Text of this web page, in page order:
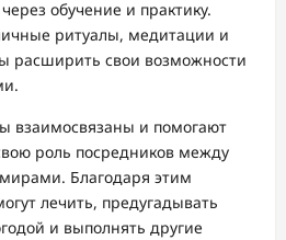
обучение и практику.
ритуалы, медитации и
расширить свои возможности
взаимосвязаны и помогают
роль посредников между
Благодаря этим
лечить, предугадывать
и выполнять другие